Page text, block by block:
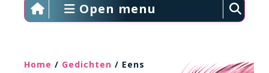
Open menu
Home / Gedichten / Eens